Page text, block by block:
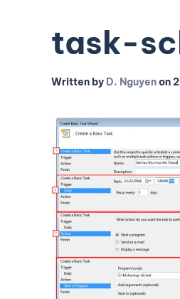
task-
Written by D. Nguyenon